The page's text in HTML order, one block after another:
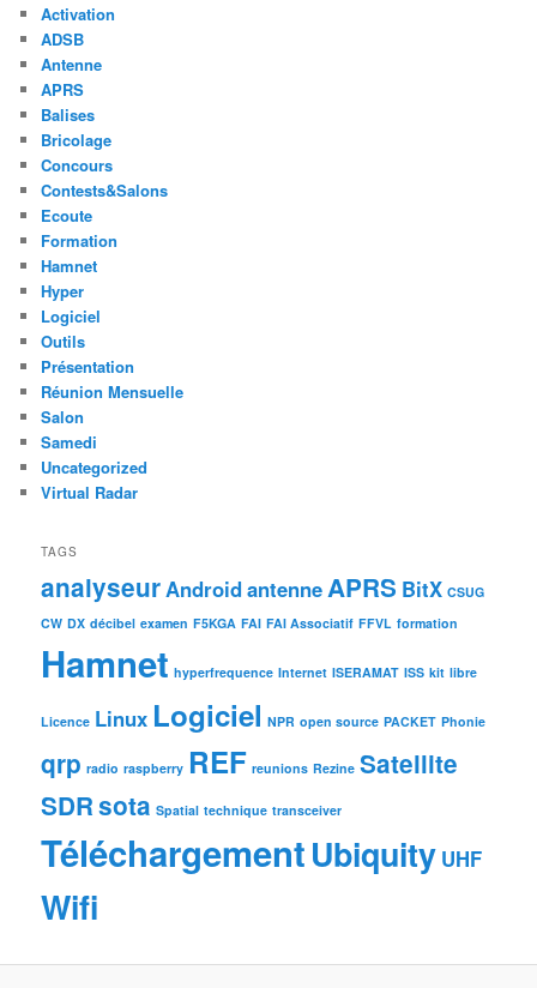
Activation
ADSB
Antenne
APRS
Balises
Bricolage
Concours
Contests&Salons
Ecoute
Formation
Hamnet
Hyper
Logiciel
Outils
Présentation
Réunion Mensuelle
Salon
Samedi
Uncategorized
Virtual Radar
TAGS
analyseurAndroidantenneAPRS BitX CSUG
CW DX décibel examen F5KGA FAI FAI Associatif FFVL formation
Hamnet hyperfrequence Internet ISERAMAT ISS kit libre
Licence Linux Logiciel NPR open source PACKET Phonie
qrp radio raspberry REF reunions Rezine Satellite
SDRsota Spatial technique transceiver
TéléchargementUbiquity UHF
Wifi